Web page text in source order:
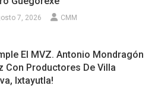
7, 2026 CMM
El MVZ. Antonio Mondragón
Con Productores De Villa
Ixtayutla!